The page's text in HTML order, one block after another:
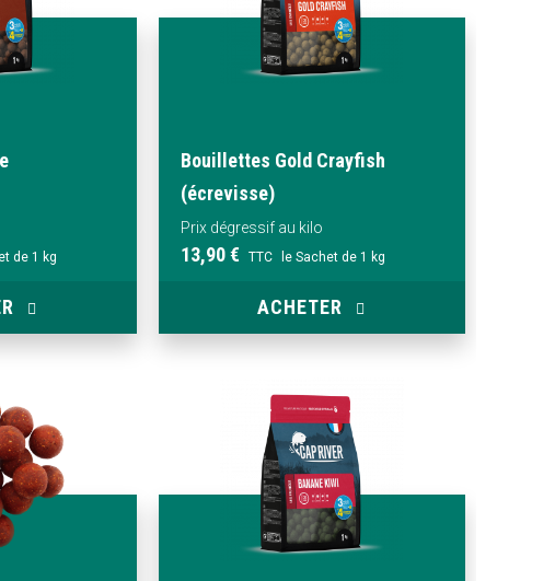
de 1 kg
Bouillettes Gold Crayfish
(écrevisse)
Prix dégressif au kilo
13,90 € TTC le Sachet de 1 kg
ACHETER